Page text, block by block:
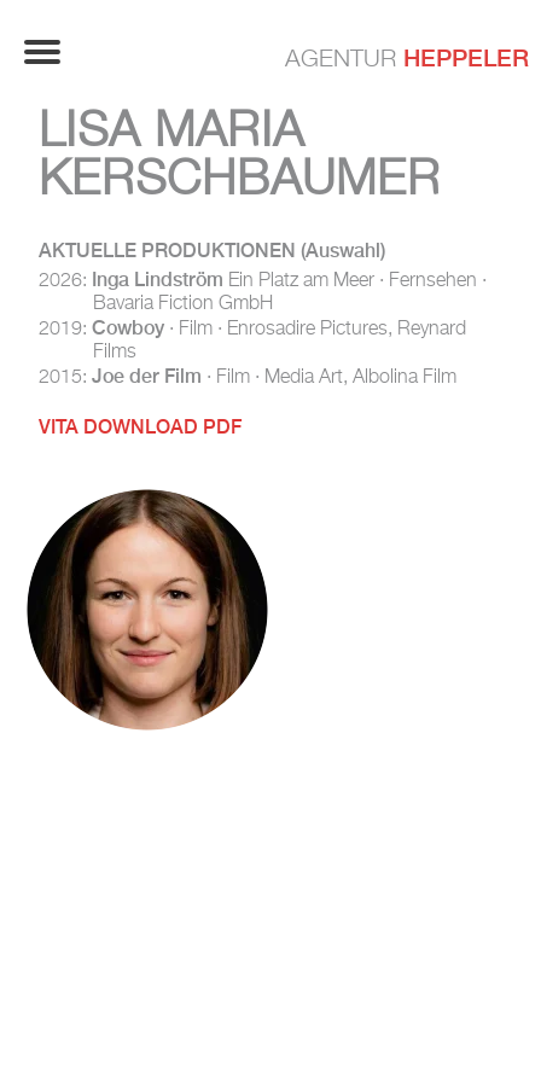
AGENTUR HEPPELER
LISA MARIA
KERSCHBAUMER
AKTUELLE PRODUKTIONEN (Auswahl)
2026: Inga Lindström Ein Platz am Meer · Fernsehen ·
Bavaria Fiction GmbH
2019: Cowboy · Film · Enrosadire Pictures, Reynard
Films
2015: Joe der Film · Film · Media Art, Albolina Film
VITA DOWNLOAD PDF